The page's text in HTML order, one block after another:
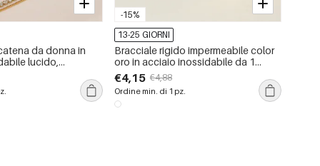
da donna in
lucido,
oro con strass
-15%
13-25 GIORNI
Bracciale rigido impermeabile color
oro in acciaio inossidabile da 1
pezzo
€4,15 €4,88
Ordine min. di 1 pz.